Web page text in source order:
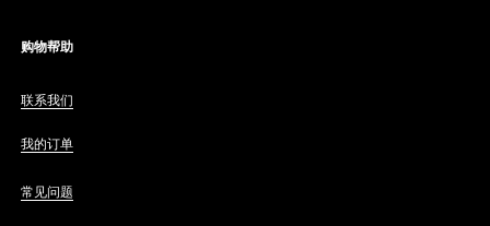
购物帮助
联系我们
我的订单
常见问题